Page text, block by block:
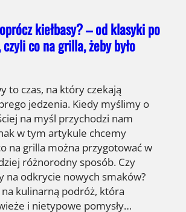
kiełbasy? – od klasyki po
co na grilla, żeby było
to czas, na który czekają
jedzenia. Kiedy myślimy o
na myśl przychodzi nam
w tym artykule chcemy
na grilla można przygotować w
różnorodny sposób. Czy
na odkrycie nowych smaków?
kulinarną podróż, która
i nietypowe pomysły…